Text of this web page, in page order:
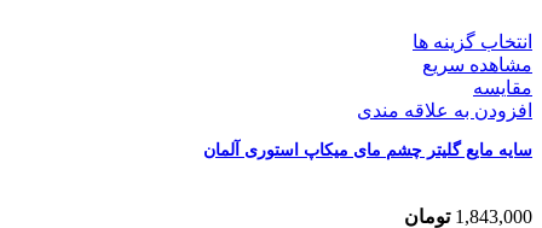
انتخاب گزینه ها
مشاهده سریع
مقایسه
افزودن به علاقه مندی
سایه مایع گلیتر چشم مای میکاپ استوری آلمان
1,843,000 تومان